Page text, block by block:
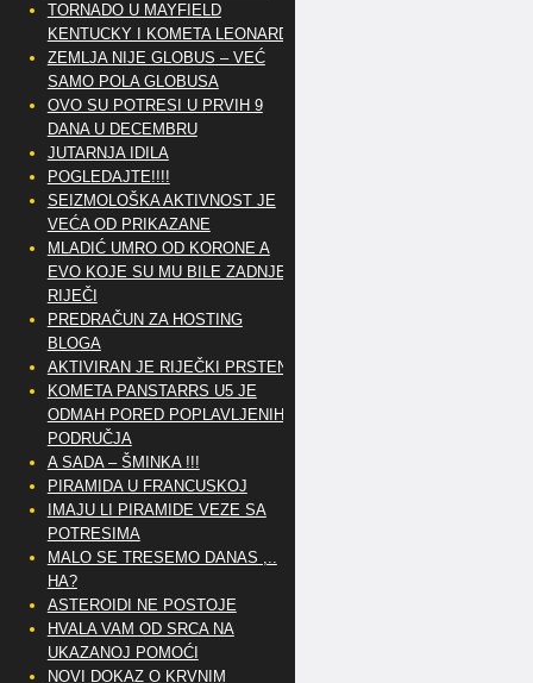
TORNADO U MAYFIELD
KENTUCKY I KOMETA LEONARD
ZEMLJA NIJE GLOBUS – VEĆ
SAMO POLA GLOBUSA
OVO SU POTRESI U PRVIH 9
DANA U DECEMBRU
JUTARNJA IDILA
POGLEDAJTE!!!!
SEIZMOLOŠKA AKTIVNOST JE
VEĆA OD PRIKAZANE
MLADIĆ UMRO OD KORONE A
EVO KOJE SU MU BILE ZADNJE
RIJEČI
PREDRAČUN ZA HOSTING
BLOGA
AKTIVIRAN JE RIJEČKI PRSTEN
KOMETA PANSTARRS U5 JE
ODMAH PORED POPLAVLJENIH
PODRUČJA
A SADA – ŠMINKA !!!
PIRAMIDA U FRANCUSKOJ
IMAJU LI PIRAMIDE VEZE SA
POTRESIMA
MALO SE TRESEMO DANAS ,..
HA?
ASTEROIDI NE POSTOJE
HVALA VAM OD SRCA NA
UKAZANOJ POMOĆI
NOVI DOKAZ O KRVNIM